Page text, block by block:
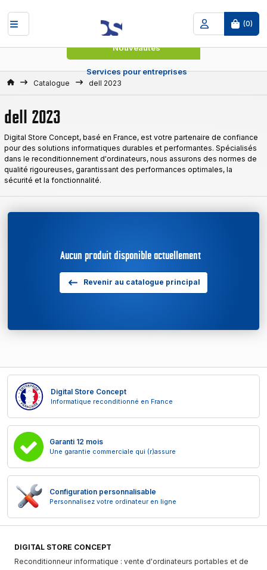
(0)
Nouveautés
Services pour entreprises
AccueilCatalogue dell 2023
dell 2023
Digital Store Concept, basé en France, est votre partenaire de confiance
pour des solutions informatiques durables et performantes. Spécialisés
dans le reconditionnement d'ordinateurs, nous assurons des normes de
qualité rigoureuses, garantissant des performances optimales, la
sécurité et la fonctionnalité.
Aucun produit disponible actuellement
Revenir au catalogue principal
Digital Store Concept
Informatique reconditionné en France
Garanti 12 mois
Une garantie commerciale qui (r)assure
Configuration personnalisable
Personnalisez votre ordinateur en ligne
DIGITAL STORE CONCEPT
Reconditionneur informatique : vente d'ordinateurs portables et de